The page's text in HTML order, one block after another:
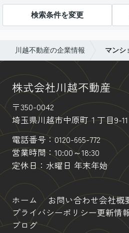
検索条件を変更
川越不動産の企業情報 マンシ
株式会社川越不動産
〒350-0042
埼玉県川越市中原町１丁目9-11
電話番号：0120-665-772
営業時間：10:00～18:30
定休日：水曜日 年末年始
ホーム お問い合わせ会社概
プライバシーポリシー更新情
ブログ